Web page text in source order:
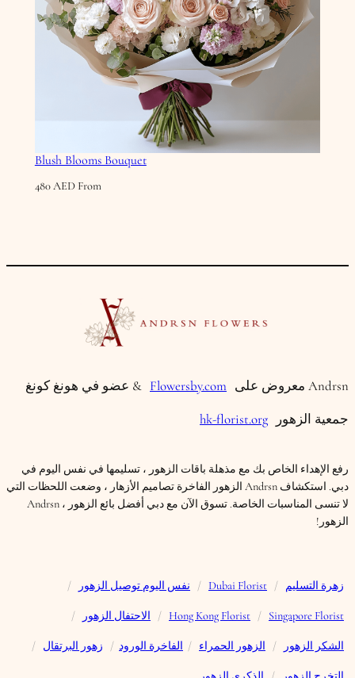
Blush Blooms Bouquet
From
480AED
Andrsn معروض على Flowersby.com & عضو في هونغ كونغ
جمعية الزهور
hk-florist.org
رفع الإهداء الخاص بك مع مذهلة باقات الزهور ، تسليمها في نفس اليوم في
دبي. استكشاف Andrsn الزهور الفاخرة تصاميم الأزهار ، وضعت اللحظات التي
لا تنسى المناسبات الخاصة. تسوق الآن مع دبي أفضل بائع الزهور ، Andrsn
الزهور!
زهرة التسليم /
Dubai Florist
/ نفس اليوم توصيل الزهور /
Singapore Florist
/
Hong Kong Florist
/ الاحتفال الزهور /
الشكر الزهور / الزهور الحمراء / الفاخرة الورود / زهور البرتقال /